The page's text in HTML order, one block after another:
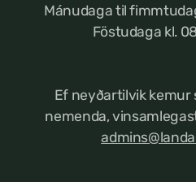
Mánudaga til
Föstudaga kl.
Ef neyðartilvik kemur
nemenda,